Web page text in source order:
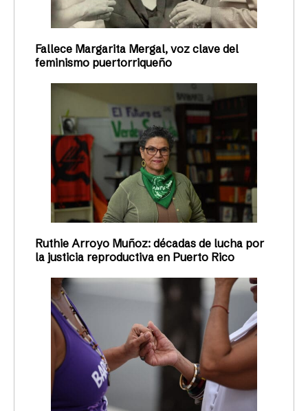
Fallece Margarita Mergal, voz clave del
feminismo puertorriqueño
Ruthie Arroyo Muñoz: décadas de lucha por
la justicia reproductiva en Puerto Rico